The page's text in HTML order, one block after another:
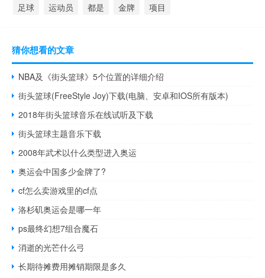
足球
运动员 都是 金牌 项目
猜你想看的文章
NBA及《街头篮球》5个位置的详细介绍
街头篮球(FreeStyle Joy)下载(电脑、安卓和IOS所有版本)
2018年街头篮球音乐在线试听及下载
街头篮球主题音乐下载
2008年武术以什么类型进入奥运
奥运会中国多少金牌了?
cf怎么卖游戏里的cf点
洛杉矶奥运会是哪一年
ps最终幻想7组合魔石
消逝的光芒什么弓
长期待摊费用摊销期限是多久